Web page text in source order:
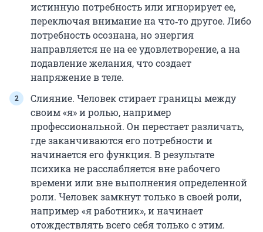
истинную потребность или игнорирует ее,
переключая внимание на что‑то другое. Либо
потребность осознана, но энергия
направляется не на ее удовлетворение, а на
подавление желания, что создает
напряжение в теле.
Слияние. Человек стирает границы между
своим «я» и ролью, например
профессиональной. Он перестает различать,
где заканчиваются его потребности и
начинается его функция. В результате
психика не расслабляется вне рабочего
времени или вне выполнения определенной
роли. Человек замкнут только в своей роли,
например «я работник», и начинает
отождествлять всего себя только с этим.